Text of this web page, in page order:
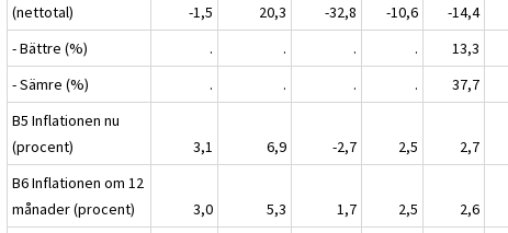
(nettotal)
-1,5 20,3 -32,8 -10,6 -14,4
- Bättre (%)
. . . . 13,3
- Sämre (%)
. . . . 37,7
B5 Inflationen nu
(procent)
3,1 6,9 -2,7 2,5 2,7
B6 Inflationen om 12
månader (procent)
3,0 5,3 1,7 2,5 2,6